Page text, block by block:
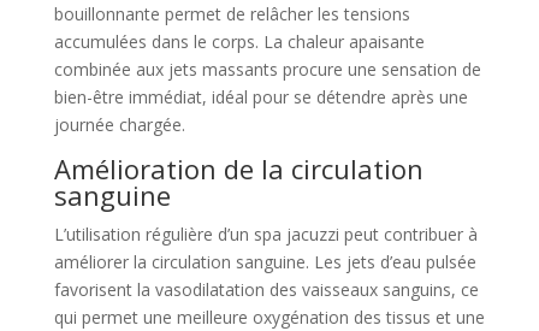
bouillonnante permet de relâcher les tensions
accumulées dans le corps. La chaleur apaisante
combinée aux jets massants procure une sensation de
bien-être immédiat, idéal pour se détendre après une
journée chargée.
Amélioration de la circulation
sanguine
L’utilisation régulière d’un spa jacuzzi peut contribuer à
améliorer la circulation sanguine. Les jets d’eau pulsée
favorisent la vasodilatation des vaisseaux sanguins, ce
qui permet une meilleure oxygénation des tissus et une